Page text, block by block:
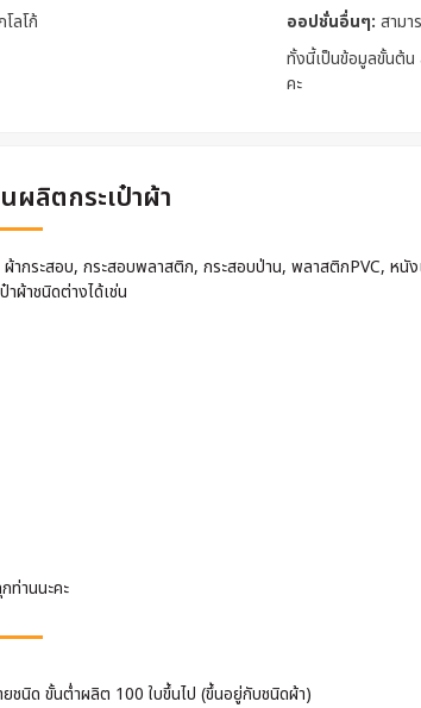
ลโก้
ออปชั่นอื่นๆ: สาม
ทั้งนี้เป็นข้อมูลขั้นต้น
คะ
ผลิตกระเป๋าผ้า
ากระสอบ, กระสอบพลาสติก, กระสอบป่าน, พลาสติกPVC, หนั
ผ้าชนิดต่างได้เช่น
ท่านนะคะ
ชนิด ขั้นต่ำผลิต 100 ใบขึ้นไป (ขึ้นอยู่กับชนิดผ้า)